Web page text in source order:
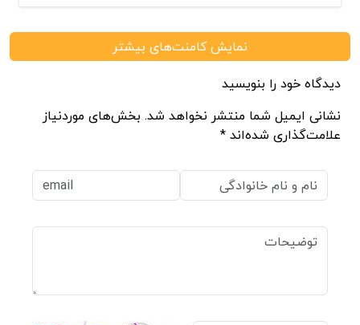
نمایش کامنت‌های بیشتر
دیدگاه خود را بنویسید
نشانی ایمیل شما منتشر نخواهد شد. بخش‌های موردنیاز
علامت‌گذاری شده‌اند *